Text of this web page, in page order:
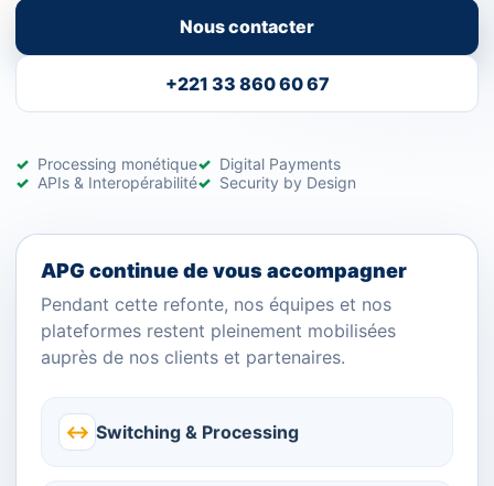
Nous contacter
+221 33 860 60 67
Processing monétique
Digital Payments
APIs & Interopérabilité
Security by Design
APG continue de vous accompagner
Pendant cette refonte, nos équipes et nos
plateformes restent pleinement mobilisées
auprès de nos clients et partenaires.
↔ Switching & Processing